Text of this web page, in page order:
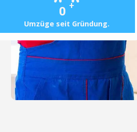
0 +
Umzüge seit Gründung.